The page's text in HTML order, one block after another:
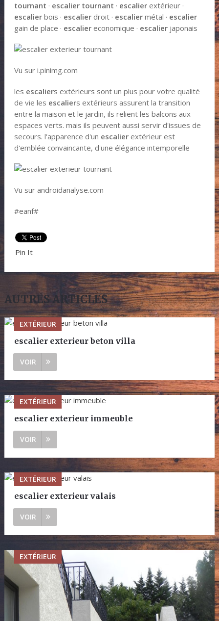
tournant · escalier tournant · escalierextérieur ·
escalierbois · escalierdroit · escaliermétal · escalier
gain de place · escaliereconomique · escalierjaponais
Vu sur i.pinimg.com
les escaliers extérieurs sont un plus pour votre qualité
de vie les escaliers extérieurs assurent la transition
entre la maison et le jardin, ils relient les balcons aux
espaces verts. mais ils peuvent aussi servir d'issues de
secours. l'apparence d'un escalierextérieur est
d'emblée convaincante, d'une élégance intemporelle
Vu sur androidanalyse.com
#eanf#
Pin It
AUTRES ARTICLES
EXTÉRIEUR
escalier exterieur beton villa
VOIR
EXTÉRIEUR
escalier exterieur immeuble
VOIR
EXTÉRIEUR
escalier exterieur valais
VOIR
EXTÉRIEUR